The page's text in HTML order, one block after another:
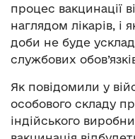
процес вакцинації
наглядом лікарів, і
доби не буде
службових
Як повідомили у
особового складу
індійського